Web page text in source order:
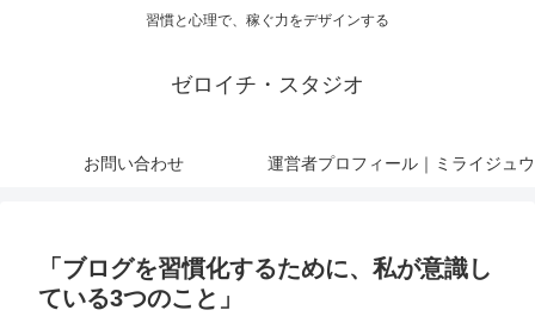
習慣と心理で、稼ぐ力をデザインする
ゼロイチ・スタジオ
お問い合わせ 運営者プロフィール｜ミライジュウ
「ブログを習慣化するために、私が意識し
ている3つのこと」